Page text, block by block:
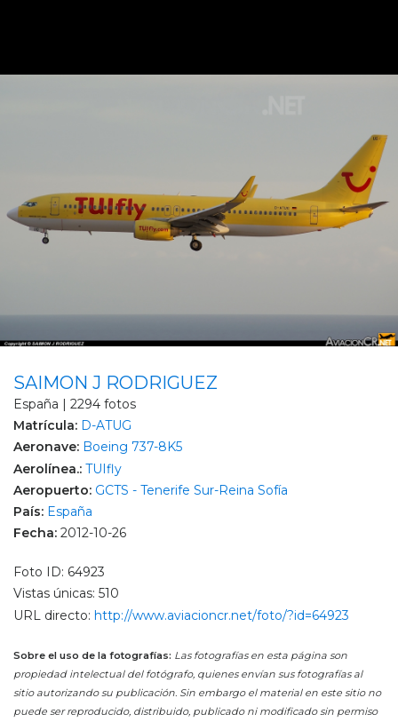
SAIMON J RODRIGUEZ
España | 2294 fotos
Matrícula: D-ATUG
Aeronave: Boeing 737-8K5
Aerolínea.: TUIfly
Aeropuerto: GCTS - Tenerife Sur-Reina Sofía
País: España
Fecha: 2012-10-26
Foto ID: 64923
Vistas únicas: 510
URL directo: http://www.aviacioncr.net/foto/?id=64923
Sobre el uso de la fotografías: Las fotografías en esta página son
propiedad intelectual del fotógrafo, quienes envían sus fotografías al
sitio autorizando su publicación. Sin embargo el material en este sitio no
puede ser reproducido, distribuido, publicado ni modificado sin permiso